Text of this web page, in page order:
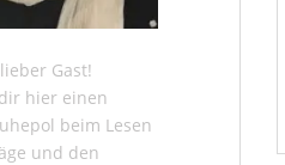
Gast!
hier einen
beim Lesen
und den